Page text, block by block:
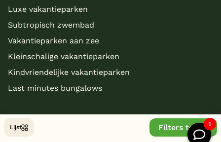
Lijst Filters tonen
Luxe vakantieparken
Subtropisch zwembad
Vakantieparken aan zee
Kleinschalige vakantieparken
Kindvriendelijke vakantieparken
Last minutes bungalows
© Copyright 2026 - bungalowparkoverzicht.nl